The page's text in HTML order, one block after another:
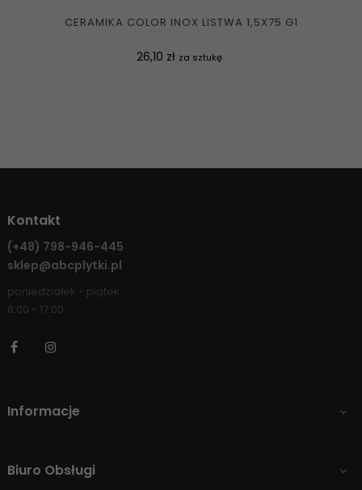
CERAMIKA COLOR INOX LISTWA 1,5X75 G1
Cena
26,10 zł za sztukę
Kontakt
(+48) 798-946-445
sklep@abcplytki.pl
poniedziałek - piątek
8:00 - 17:00
Facebook
Informacje 
Biuro Obsługi 